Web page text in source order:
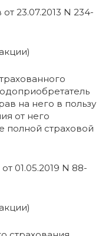
23.07.2013 N 234-
на него в пользу
от него
полной страховой
01.05.2019 N 88-